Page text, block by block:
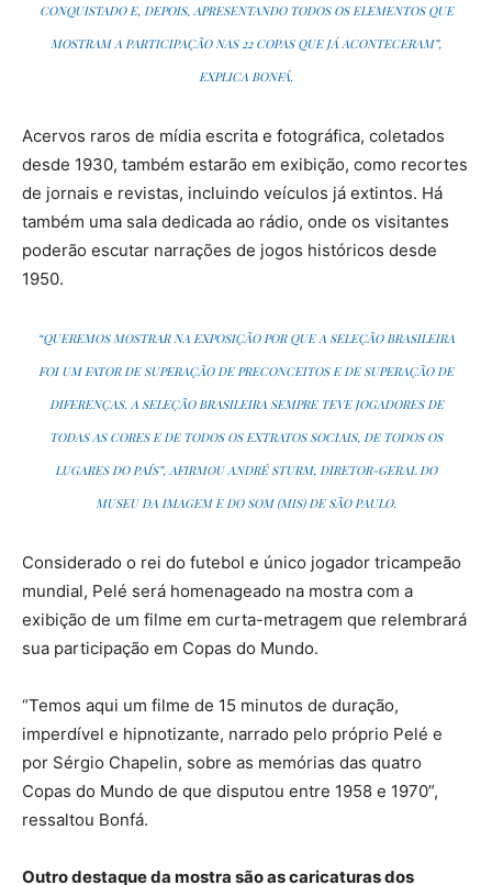
CONQUISTADO E, DEPOIS, APRESENTANDO TODOS OS ELEMENTOS QUE
MOSTRAM A PARTICIPAÇÃO NAS 22 COPAS QUE JÁ ACONTECERAM”,
EXPLICA BONFÁ.
Acervos raros de mídia escrita e fotográfica, coletados
desde 1930, também estarão em exibição, como recortes
de jornais e revistas, incluindo veículos já extintos. Há
também uma sala dedicada ao rádio, onde os visitantes
poderão escutar narrações de jogos históricos desde
1950.
“QUEREMOS MOSTRAR NA EXPOSIÇÃO POR QUE A SELEÇÃO BRASILEIRA
FOI UM FATOR DE SUPERAÇÃO DE PRECONCEITOS E DE SUPERAÇÃO DE
DIFERENÇAS. A SELEÇÃO BRASILEIRA SEMPRE TEVE JOGADORES DE
TODAS AS CORES E DE TODOS OS EXTRATOS SOCIAIS, DE TODOS OS
LUGARES DO PAÍS”, AFIRMOU ANDRÉ STURM, DIRETOR-GERAL DO
MUSEU DA IMAGEM E DO SOM (MIS) DE SÃO PAULO.
Considerado o rei do futebol e único jogador tricampeão
mundial, Pelé será homenageado na mostra com a
exibição de um filme em curta-metragem que relembrará
sua participação em Copas do Mundo.
“Temos aqui um filme de 15 minutos de duração,
imperdível e hipnotizante, narrado pelo próprio Pelé e
por Sérgio Chapelin, sobre as memórias das quatro
Copas do Mundo de que disputou entre 1958 e 1970”,
ressaltou Bonfá.
Outro destaque da mostra são as caricaturas dos